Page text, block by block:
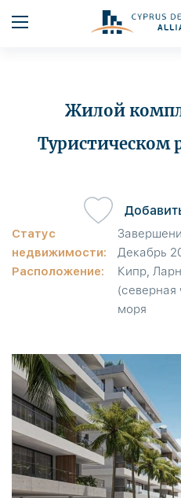
Жилой
Туристическом
Статус
недвижимости:
Декабрь
Расположение:
Кипр,
(северная
моря